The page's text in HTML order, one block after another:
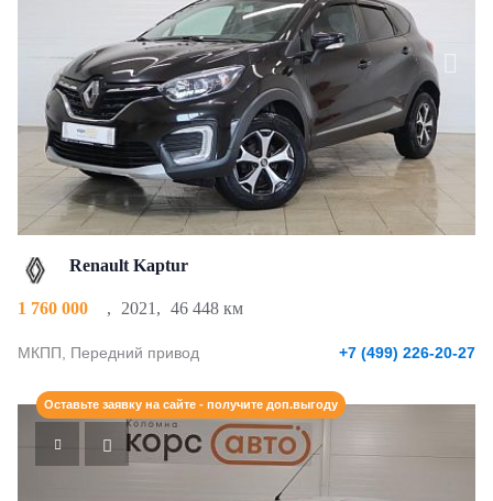
Renault Kaptur
1 760 000 , 2021 , 46 448 км
МКПП, Передний привод +7 (499) 226-20-27
Оставьте заявку на сайте - получите доп.выгоду